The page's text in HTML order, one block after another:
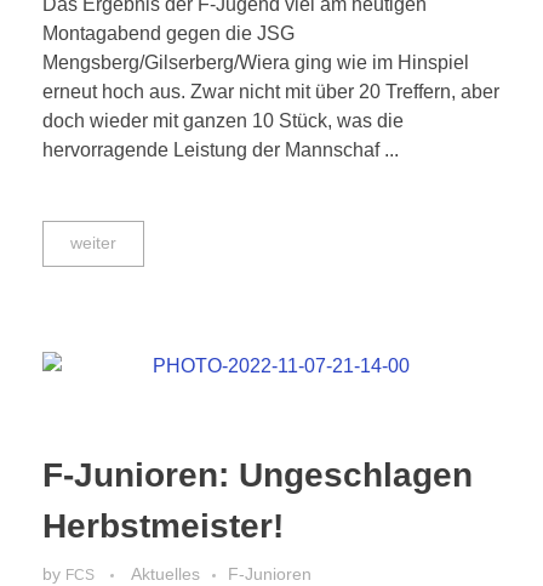
Montagabend gegen die JSG
Mengsberg/Gilserberg/Wiera ging wie im Hinspiel
erneut hoch aus. Zwar nicht mit über 20 Treffern, aber
doch wieder mit ganzen 10 Stück, was die
hervorragende Leistung der Mannschaf ...
weiter
F-Junioren: Ungeschlagen
Herbstmeister!
by FCS Aktuelles F-Junioren